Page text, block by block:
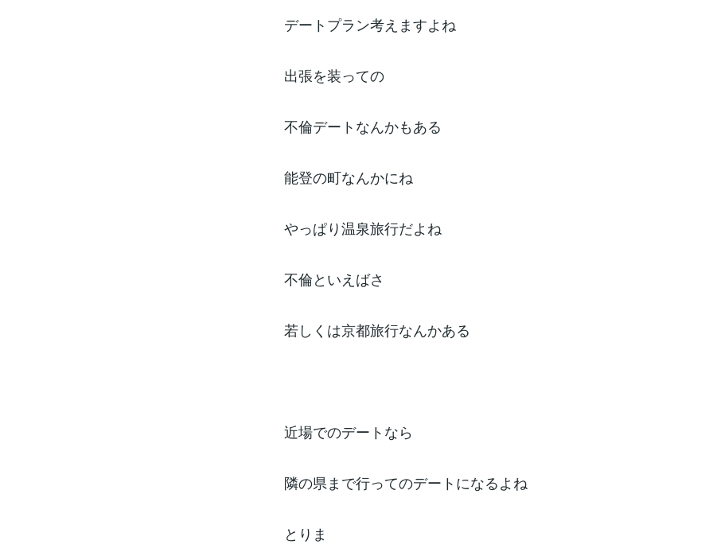
デートプラン考えますよね
出張を装っての
不倫デートなんかもある
能登の町なんかにね
やっぱり温泉旅行だよね
不倫といえばさ
若しくは京都旅行なんかある
近場でのデートなら
隣の県まで行ってのデートになるよね
とりま